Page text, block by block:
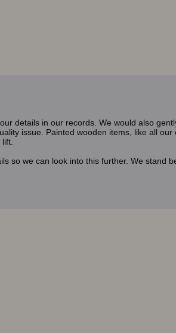
details in our records. We would also
issue. Painted wooden items, like all
so we can look into this further. We stand